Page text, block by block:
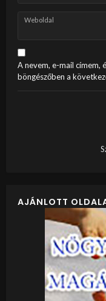
Weboldal
A nevem, e-mail címem,
böngészőben a
AJÁNLOTT